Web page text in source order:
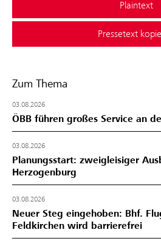
Plaintext
Pressetext
Zum Thema
03.08.2026
ÖBB führen großes Service an
03.08.2026
Planungsstart: zweigleisiger
Herzogenburg
03.08.2026
Neuer Steg eingehoben: Bhf.
Feldkirchen wird barrierefrei